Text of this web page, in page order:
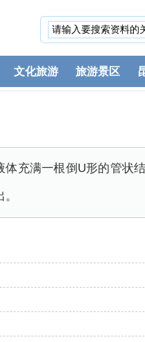
文化旅游 旅游景区
充满一根倒U形的管状